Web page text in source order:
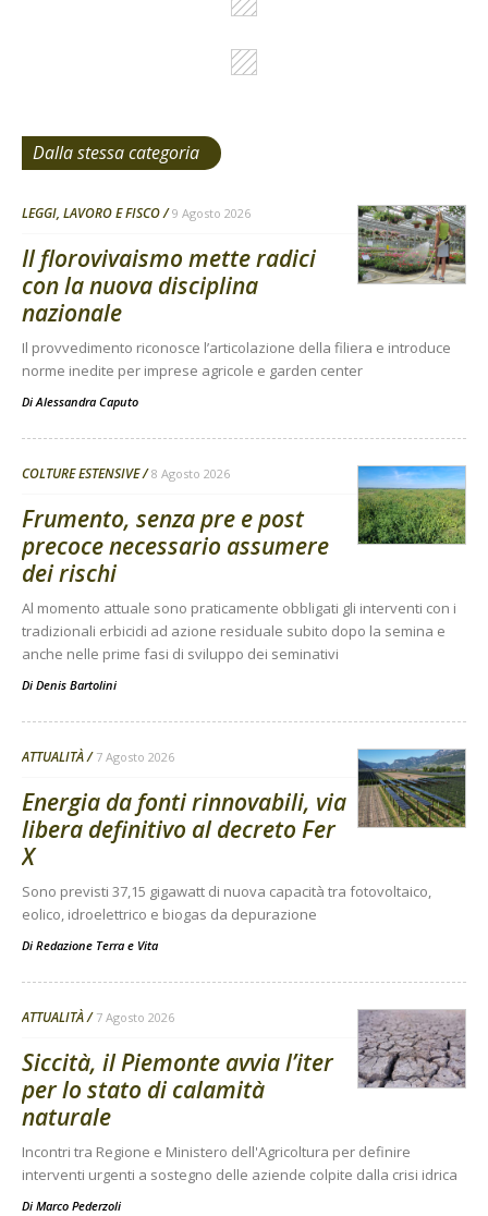
Dalla stessa categoria
LEGGI, LAVORO E FISCO 9 Agosto 2026
Il florovivaismo mette radici
con la nuova disciplina
nazionale
Il provvedimento riconosce l’articolazione della filiera e introduce
norme inedite per imprese agricole e garden center
DiAlessandra Caputo
COLTURE ESTENSIVE 8 Agosto 2026
Frumento, senza pre e post
precoce necessario assumere
dei rischi
Al momento attuale sono praticamente obbligati gli interventi con i
tradizionali erbicidi ad azione residuale subito dopo la semina e
anche nelle prime fasi di sviluppo dei seminativi
Di Denis Bartolini
ATTUALITÀ 7 Agosto 2026
Energia da fonti rinnovabili, via
libera definitivo al decreto Fer
X
Sono previsti 37,15 gigawatt di nuova capacità tra fotovoltaico,
eolico, idroelettrico e biogas da depurazione
Di Redazione Terra e Vita
ATTUALITÀ 7 Agosto 2026
Siccità, il Piemonte avvia l’iter
per lo stato di calamità
naturale
Incontri tra Regione e Ministero dell'Agricoltura per definire
interventi urgenti a sostegno delle aziende colpite dalla crisi idrica
Di Marco Pederzoli